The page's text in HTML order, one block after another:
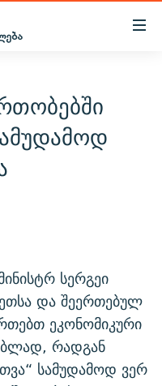
ᲛᲔᲑᲠᲫᲝᲚᲔᲑᲘ - 2022
19
სერგეი
და შეერთებულ
ეკონომიკური
რადგან
სამუდამოდ ვერ